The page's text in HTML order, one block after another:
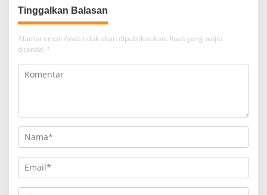
Tinggalkan Balasan
Alamat email Anda tidak akan dipublikasikan. Ruas yang wajib
ditandai *